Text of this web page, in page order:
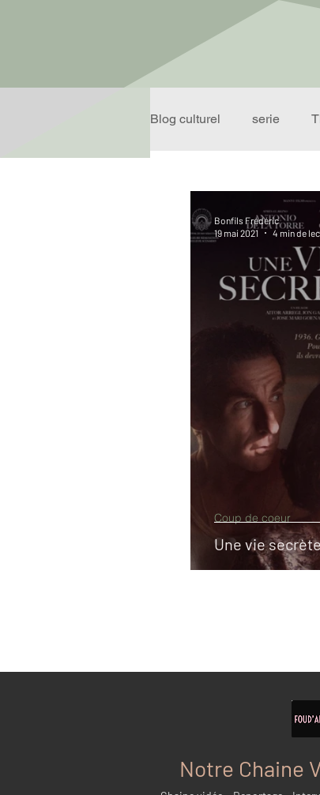
Blog culturel serie
Performance Rire
Validé
Une vie
Coup de coeur
Bonfils Frédéric
19 mai 2021
4 min de
Notre Chaine